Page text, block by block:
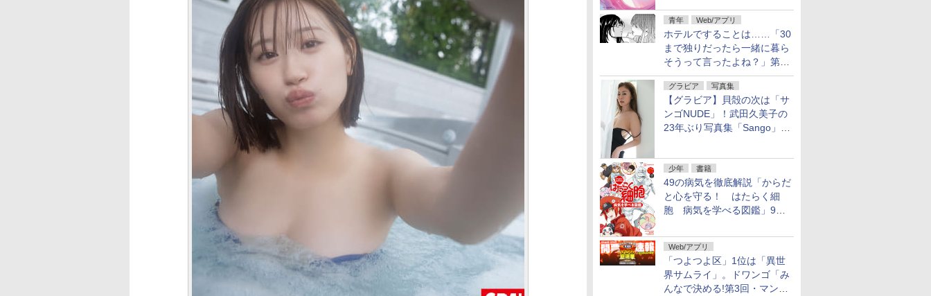
青年 Web/アプリ
ホテルですることは……「30
まで独りだったら一緒に暮ら
そうって言ったよね？」第8
話が無料公開。一緒にお風
呂！
グラビア 写真集
【グラビア】貝殻の次は「サ
ンゴNUDE」！武田久美子の
23年ぶり写真集「Sango」を
少年 書籍
49の病気を徹底解説「からだ
と心を守る！ はたらく細
胞 病気を学べる図鑑」9月
Web/アプリ
「つよつよ区」1位は「異世
界サムライ」。ドワンゴ「み
んなで決める!第3回・マンガ